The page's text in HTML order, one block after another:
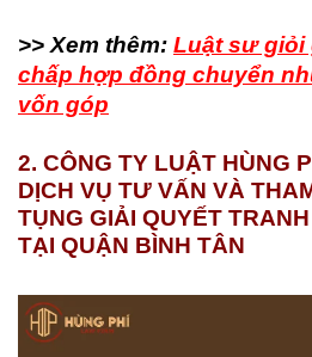
>> Xem thêm: Luật sư giỏi
chấp hợp đồng chuyển
vốn góp
2. CÔNG TY LUẬT HÙNG
DỊCH VỤ TƯ VẤN VÀ
TỤNG GIẢI QUYẾT
TẠI QUẬN BÌNH TÂN